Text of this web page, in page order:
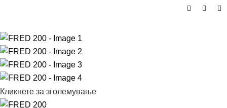
Кликнете за зголемување